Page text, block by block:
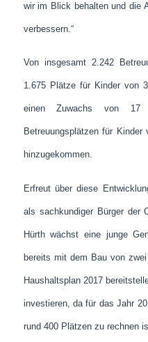
wir im Blick behalten und die
verbessern.“
Von insgesamt 2.242
1.675 Plätze für Kinder von
einen Zuwachs von 17
Betreuungsplätzen für
hinzugekommen.
Erfreut über diese
als sachkundiger Bürger der
Hürth wächst eine junge
bereits mit dem Bau von
Haushaltsplan 2017
investieren, da für das Jahr
rund 400 Plätzen zu rechnen